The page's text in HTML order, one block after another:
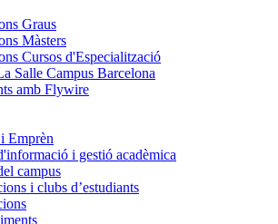
Graus
Màsters
Cursos d'Especialització
Salle Campus Barcelona
amb Flywire
Emprèn
i gestió acadèmica
campus
i clubs d’estudiants